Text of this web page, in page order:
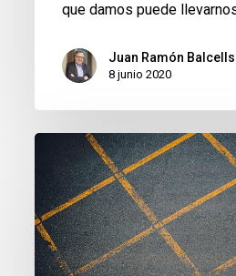
que damos puede
Juan Ramón Balcells
8 junio 2020
Iniciativas
solidarias
Covid19:
bienvenido
«SEE